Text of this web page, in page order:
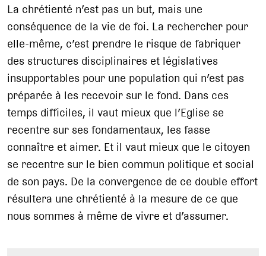
La chrétienté n’est pas un but, mais une
conséquence de la vie de foi. La rechercher pour
elle-même, c’est prendre le risque de fabriquer
des structures disciplinaires et législatives
insupportables pour une population qui n’est pas
préparée à les recevoir sur le fond. Dans ces
temps difficiles, il vaut mieux que l’Eglise se
recentre sur ses fondamentaux, les fasse
connaître et aimer. Et il vaut mieux que le citoyen
se recentre sur le bien commun politique et social
de son pays. De la convergence de ce double effort
résultera une chrétienté à la mesure de ce que
nous sommes à même de vivre et d’assumer.